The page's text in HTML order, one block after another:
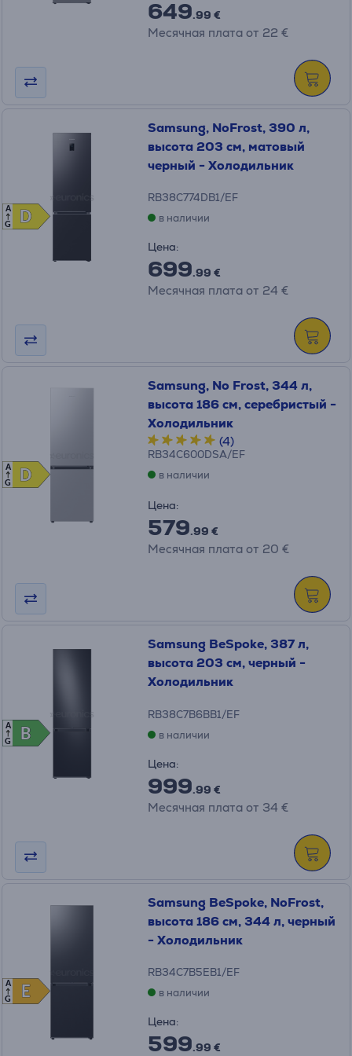
649.99 €
Месячная плата от 22 €
D
D
A
G
Samsung, NoFrost, 390 л,
высота 203 см, матовый
черный - Холодильник
RB38C774DB1/EF
в наличии
Цена:
699.99 €
Месячная плата от 24 €
D
D
A
G
Samsung, No Frost, 344 л,
высота 186 см, cеребристый -
Холодильник
(4)
RB34C600DSA/EF
в наличии
Цена:
579.99 €
Месячная плата от 20 €
B
B
A
G
Samsung BeSpoke, 387 л,
высота 203 см, черный -
Холодильник
RB38C7B6BB1/EF
в наличии
Цена:
999.99 €
Месячная плата от 34 €
E
E
A
G
Samsung BeSpoke, NoFrost,
высота 186 см, 344 л, черный
- Холодильник
RB34C7B5EB1/EF
в наличии
Цена:
599.99 €